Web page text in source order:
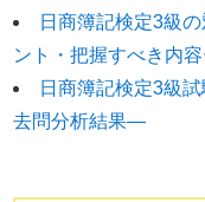
日商簿記検定3級
ント・把握すべき内
日商簿記検定3級
去問分析結果―